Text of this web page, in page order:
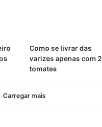
Como se livrar das
varizes apenas com 2
tomates
Carregar mais